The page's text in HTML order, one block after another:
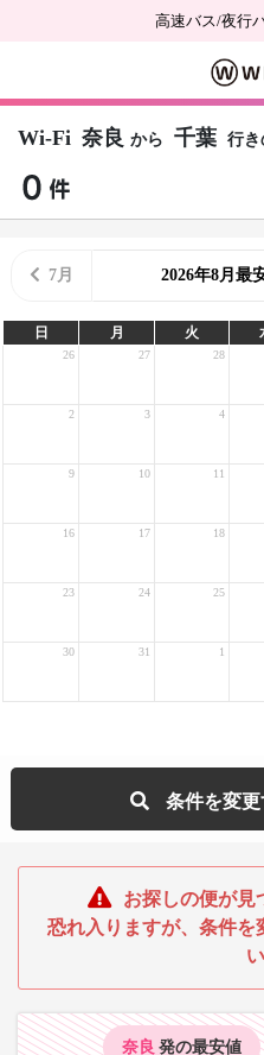
高速バス/夜行
Wi-Fi 奈良 から 千葉 行き
7月 2026年8月最
日 月 火
26 27 28
2 3 4
9 10 11
16 17 18
23 24 25
30 31 1
条件を変更
お探しの便が見
恐れ入りますが、条件を
い
奈良 発の最安値